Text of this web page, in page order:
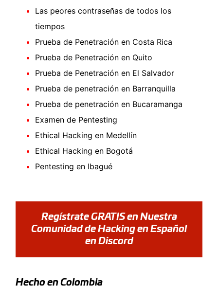
Las peores contraseñas de todos los
tiempos
Prueba de Penetración en Costa Rica
Prueba de Penetración en Quito
Prueba de Penetración en El Salvador
Prueba de penetración en Barranquilla
Prueba de penetración en Bucaramanga
Examen de Pentesting
Ethical Hacking en Medellín
Ethical Hacking en Bogotá
Pentesting en Ibagué
Regístrate GRATIS en Nuestra
Comunidad de Hacking en Español
en Discord
Hecho en Colombia